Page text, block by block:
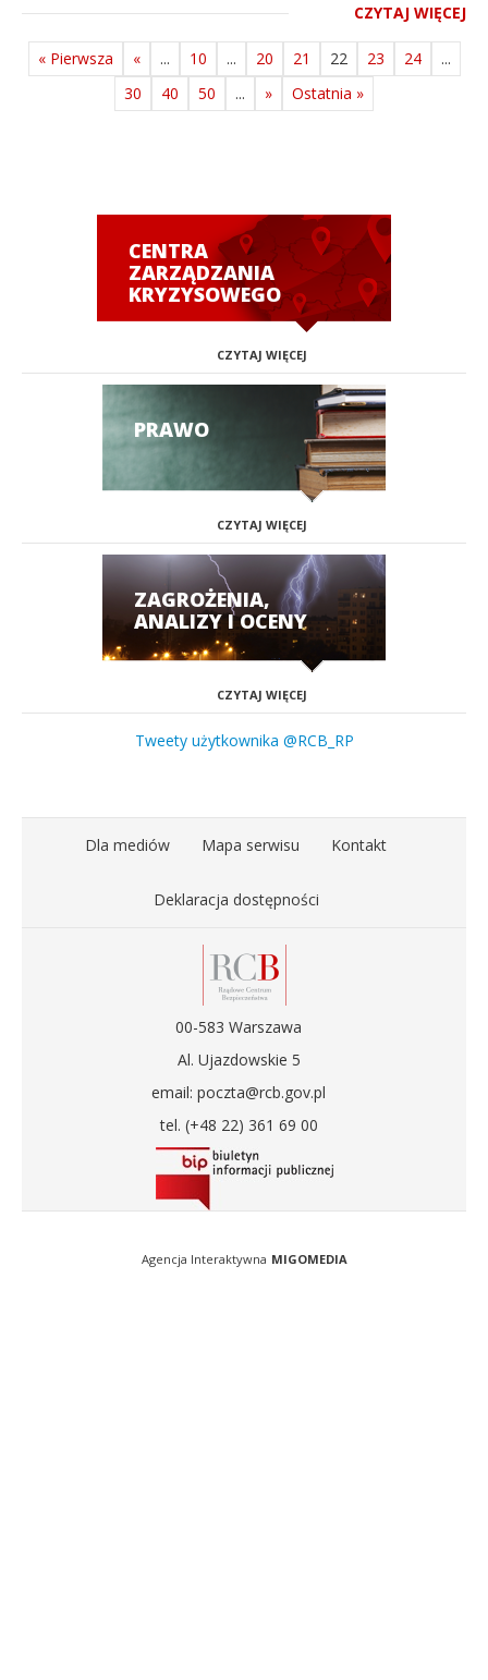
CZYTAJ WIĘCEJ
« Pierwsza « ... 10 ... 20 21 22 23 24
...
30
40 50 ... » Ostatnia »
CENTRA
ZARZĄDZANIA
KRYZYSOWEGO
CZYTAJ WIĘCEJ
PRAWO
CZYTAJ WIĘCEJ
ZAGROŻENIA,
ANALIZY I OCENY
CZYTAJ WIĘCEJ
Tweety użytkownika @RCB_RP
Dla mediów Mapa serwisu Kontakt
Deklaracja dostępności
00-583 Warszawa
Al. Ujazdowskie 5
email: poczta@rcb.gov.pl
tel. (+48 22) 361 69 00
Agencja Interaktywna MIGOMEDIA